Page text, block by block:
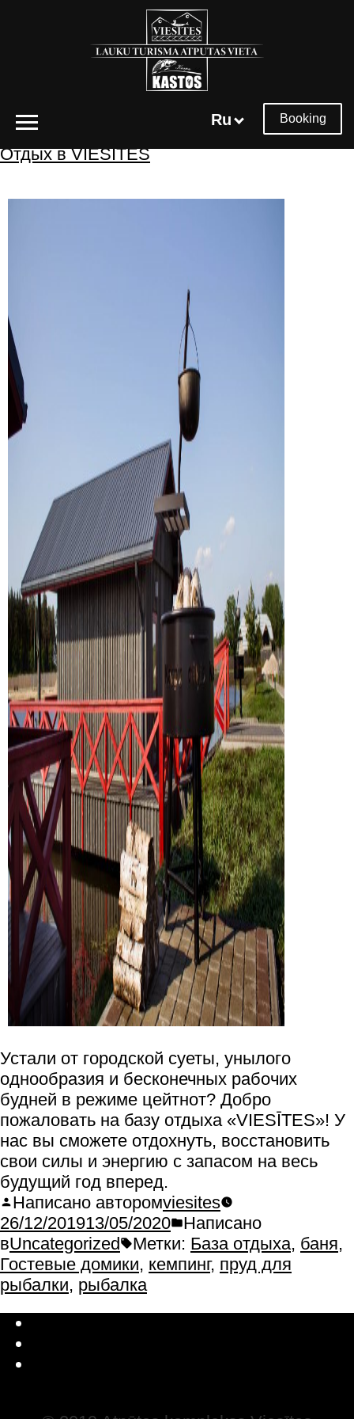
Ru Booking
Архивы меток:пруд для рыбалки
Отдых в VIESĪTES
Устали от городской суеты, унылого
однообразия и бесконечных рабочих
будней в режиме цейтнот? Добро
пожаловать на базу отдыха «VIESĪTES»! У
нас вы сможете отдохнуть, восстановить
свои силы и энергию с запасом на весь
будущий год вперед.
Написано авторомviesites
26/12/201913/05/2020
Написано
вUncategorized Метки: База отдыха, баня,
Гостевые домики, кемпинг, пруд для
рыбалки, рыбалка